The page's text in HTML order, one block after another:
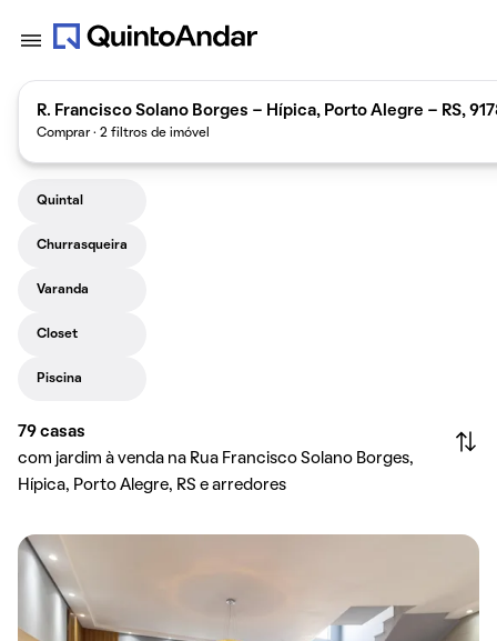
R. Francisco Solano Borges - Hípica, Porto Alegre - RS,
Comprar · 2 filtros de imóvel
Quintal
Churrasqueira
Varanda
Closet
Piscina
79 casas
com jardim à venda na Rua Francisco Solano Borges,
Hípica, Porto Alegre, RS e arredores